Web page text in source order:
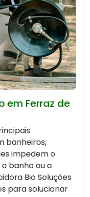
em Ferraz de
banheiros,
impedem o
banho ou a
Bio Soluções
para solucionar